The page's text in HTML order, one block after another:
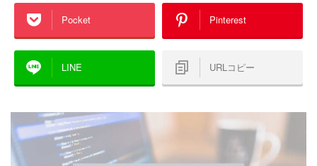
Pocket Pinterest
LINE URLコピー